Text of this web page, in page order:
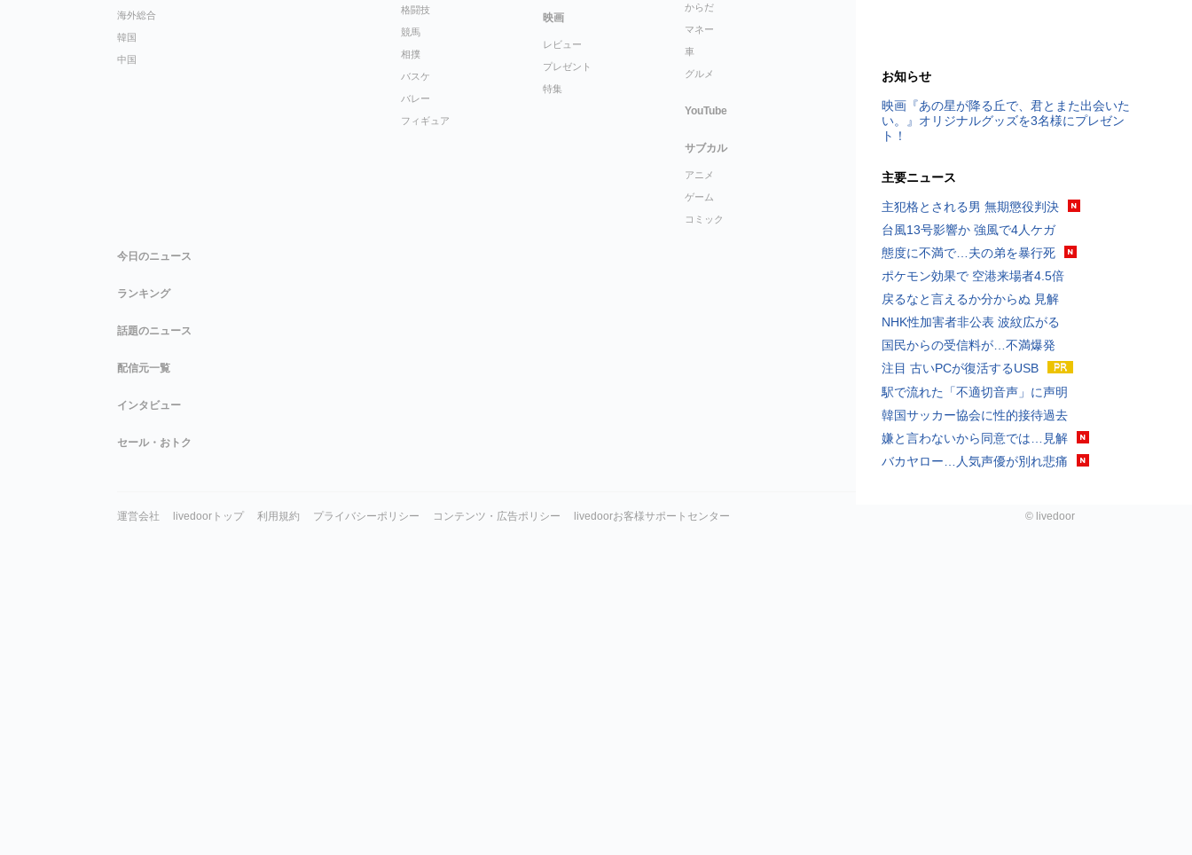
お知らせ
映画『あの星が降る丘で、君とまた出会いた
い。』オリジナルグッズを3名様にプレゼン
ト！
主要ニュース
主犯格とされる男 無期懲役判決
台風13号影響か 強風で4人ケガ
態度に不満で…夫の弟を暴行死
ポケモン効果で 空港来場者4.5倍
戻るなと言えるか分からぬ 見解
NHK性加害者非公表 波紋広がる
国民からの受信料が…不満爆発
注目 古いPCが復活するUSB
駅で流れた「不適切音声」に声明
韓国サッカー協会に性的接待過去
嫌と言わないから同意では…見解
バカヤロー…人気声優が別れ悲痛
海外総合
韓国
中国
格闘技
競馬
相撲
バスケ
バレー
フィギュア
映画
レビュー
プレゼント
特集
からだ
マネー
車
グルメ
YouTube
サブカル
アニメ
ゲーム
コミック
今日のニュース
ランキング
話題のニュース
配信元一覧
インタビュー
セール・おトク
運営会社 livedoorトップ 利用規約 プライバシーポリシー コンテンツ・広告ポリシー livedoorお客様サポートセンター © livedoor